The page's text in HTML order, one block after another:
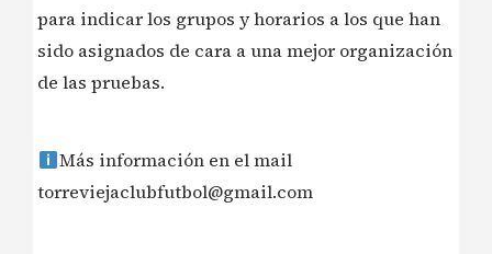
para indicar los grupos y horarios a los que han
sido asignados de cara a una mejor organización
de las pruebas.
Más información en el mail
torreviejaclubfutbol@gmail.com